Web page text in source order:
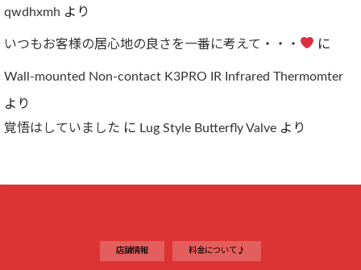
qwdhxmh より
いつもお客様の居心地の良さを一番に考えて・・・ に
Wall-mounted Non-contact K3PRO IR Infrared Thermomter
より
覚悟はしていました に Lug Style Butterfly Valve より
店舗情報 料金について♪